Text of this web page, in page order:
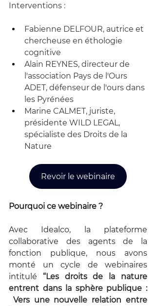
Interventions :
Fabienne DELFOUR, autrice et
chercheuse en éthologie
cognitive
Alain REYNES, directeur de
l'association Pays de l'Ours
ADET, défenseur de l'ours dans
les Pyrénées
Marine CALMET, juriste,
présidente WILD LEGAL,
spécialiste des Droits de la
Nature
Revoir le webinaire
Pourquoi ce webinaire ?
Avec Idealco, la plateforme
collaborative des agents de la
fonction publique, nous avons
monté un cycle de webinaires
intitulé “Les droits de la nature
entrent dans la sphère publique :
Vers une nouvelle relation entre